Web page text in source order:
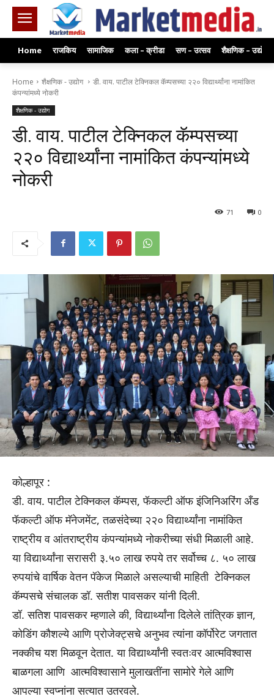
Home राजकिय सामाजिक कला – क्रीडा सण – उत्सव शैक्षणिक – उद्योग
Home शैक्षणिक - उद्योग
डी. वाय. पाटील टेक्निकल कॅम्पसच्या २२० विद्यार्थ्यांना नामांकित
कंपन्यांमध्ये नोकरी
शैक्षणिक - उद्योग
डी. वाय. पाटील टेक्निकल कॅम्पसच्या
२२० विद्यार्थ्यांना नामांकित कंपन्यांमध्ये
नोकरी
0
71
कोल्हापूर :
डी. वाय. पाटील टेक्निकल कॅम्पस, फॅकल्टी ऑफ इंजिनिअरिंग अँड
फॅकल्टी ऑफ मॅनेजमेंट, तळसंदेच्या २२० विद्यार्थ्यांना नामांकित
राष्ट्रीय व आंतराष्ट्रीय कंपन्यांमध्ये नोकरीच्या संधी मिळाली आहे.
या विद्यार्थ्यांना सरासरी ३.५० लाख रुपये तर सर्वोच्च ८. ५० लाख
रुपयांचे वार्षिक वेतन पॅकेज मिळाले असल्याची माहिती टेक्निकल
कॅम्पसचे संचालक डॉ. सतीश पावसकर यांनी दिली.
डॉ. सतिश पावसकर म्हणाले की, विद्यार्थ्यांना दिलेले तांत्रिक ज्ञान,
कोडिंग कौशल्ये आणि प्रोजेक्ट्सचे अनुभव त्यांना कॉर्पोरेट जगतात
नक्कीच यश मिळवून देतात. या विद्यार्थ्यांनी स्वतःवर आत्मविश्वास
बाळगला आणि आत्मविश्वासाने मुलाखतींना सामोरे गेले आणि
आपल्या स्वप्नांना सत्यात उतरवले.